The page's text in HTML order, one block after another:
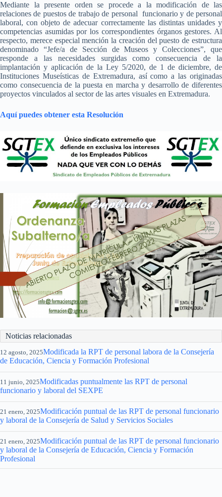
Mediante la presente orden se procede a la modificación de las
relaciones de puestos de trabajo de personal funcionario y de personal
laboral, con objeto de adecuar correctamente las distintas unidades y
competencias asumidas por los correspondientes órganos gestores. Al
respecto, merece especial mención la creación del puesto de estructura
denominado “Jefe/a de Sección de Museos y Colecciones”, que
responde a las necesidades surgidas como consecuencia de la
implantación y aplicación de la Ley 5/2020, de 1 de diciembre, de
Instituciones Museísticas de Extremadura, así como a las originadas
como consecuencia de la puesta en marcha y desarrollo de diferentes
proyectos vinculados al sector de las artes visuales en Extremadura.
Aquí puedes obtener esta Resolución
Noticias relacionadas
12 agosto, 2025Modificada la RPT de personal labora de la Consejería
de Educación, Ciencia y Formación Profesional
11 junio, 2025Modificadas puntualmente las RPT de personal
funcionario y laboral del SEXPE
21 enero, 2025Modificación puntual de las RPT de personal funcionario
y laboral de la Consejería de Salud y Servicios Sociales
21 enero, 2025Modificación puntual de las RPT de personal funcionario
y laboral de la Consejería de Educación, Ciencia y Formación
Profesional